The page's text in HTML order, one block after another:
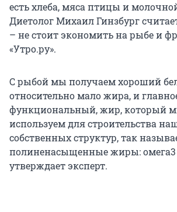
есть хлеба, мяса птицы и
Диетолог Михаил Гинзбург
– не стоит экономить на рыбе и
«Утро.ру».
С рыбой мы получаем хороший
относительно мало жира, и
функциональный, жир, который
используем для строительства
собственных структур, так
полиненасыщенные жиры: омега3
утверждает эксперт.